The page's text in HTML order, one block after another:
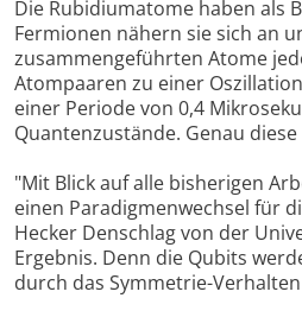
Die Rubidiumatome haben als
Fermionen nähern sie sich an
zusammengeführten Atome
Atompaaren zu einer
einer Periode von 0,4
Quantenzustände. Genau
"Mit Blick auf alle bisherigen
einen Paradigmenwechsel für
Hecker Denschlag von der
Ergebnis. Denn die Qubits
durch das Symmetrie-